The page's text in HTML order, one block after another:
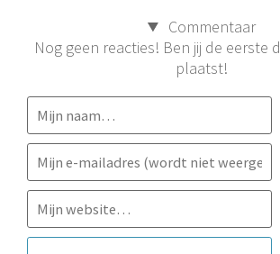
Commentaar
Nog geen reacties! Ben jij de eerste
plaatst!